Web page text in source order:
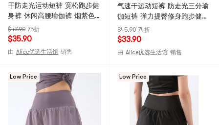
干防走光运动短裤 宽松跑步健
身裤 休闲高腰瑜伽裤 烟紫色M
码
$47.90 75折
$35.90
由 Alice优选生活馆 销售
气速干运动短裤 防走光三分瑜
伽短裤 弹力提臀修身跑步健身
裤 黑色M码
$45.90 74折
$33.90
由 Alice优选生活馆 销售
Low Price Low Price